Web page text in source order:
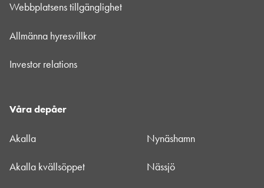
Webbplatsens tillgänglighet
Allmänna hyresvillkor
Investor relations
Våra depåer
Akalla
Akalla kvällsöppet
Nynäshamn
Nässjö